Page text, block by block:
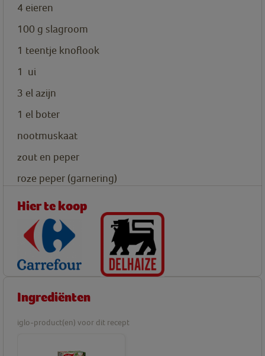
4 eieren
100 g slagroom
1 teentje knoflook
1 ui
3 el azijn
1 el boter
nootmuskaat
zout en peper
roze peper (garnering)
Hier te koop
Ingrediënten
iglo-product(en) voor dit recept